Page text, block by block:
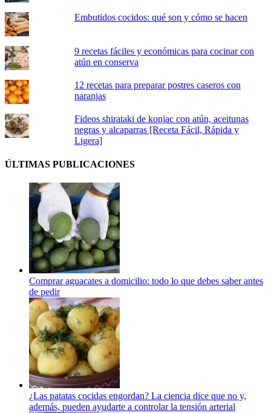
Embutidos cocidos: qué son y cómo se hacen
9 recetas fáciles y económicas para cocinar con
atún en conserva
12 recetas para preparar postres caseros con
naranjas
Fideos shirataki de konjac con atún, aceitunas
negras y alcaparras [Receta Fácil, Rápida y
Ligera]
ÚLTIMAS PUBLICACIONES
Comprar aguacates a domicilio: todo lo que debes saber antes
de pedir
¿Las patatas cocidas engordan? La ciencia dice que no y,
además, pueden ayudarte a controlar la tensión arterial